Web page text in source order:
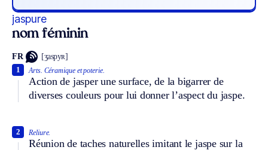
jaspure
nom féminin
FR [ʒaspyʀ]
Arts. Céramique et poterie.
Action de jasper une surface, de la bigarrer de
diverses couleurs pour lui donner l’aspect du jaspe.
1
Reliure.
Réunion de taches naturelles imitant le jaspe sur la
2